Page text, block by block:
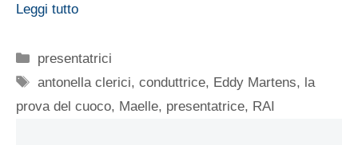
Leggi tutto
Categorie
presentatrici
Tag
antonella clerici,conduttrice, Eddy Martens, la
prova del cuoco, Maelle, presentatrice, RAI